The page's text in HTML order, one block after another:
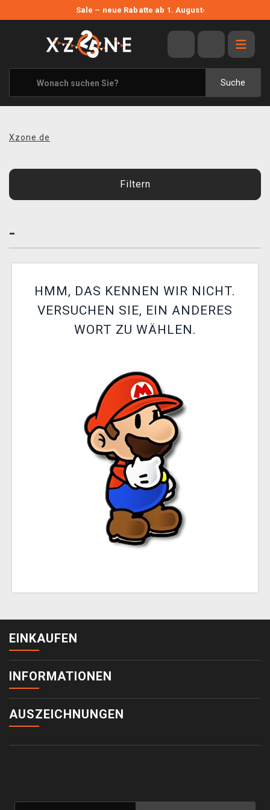
Sale – neue Rabatte ab 1. August›
Suche
ANGEBOTE
ALLE MARKEN
XZONE ORIGINALS
KLEIDUNG & ACCESSOIRES
BLOG
XZONE CLUB
Xzone.de
Filtern
-
HMM, DAS KENNEN WIR NICHT.
VERSUCHEN SIE, EIN ANDERES
WORT ZU WÄHLEN.
EINKAUFEN
INFORMATIONEN
AUSZEICHNUNGEN